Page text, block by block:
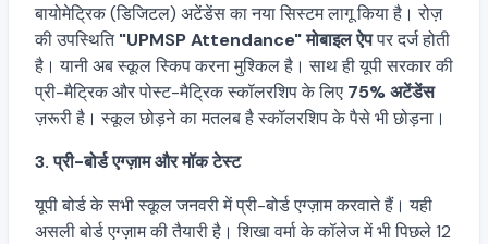
बायोमेट्रिक (डिजिटल) अटेंडेंस का नया सिस्टम लागू किया है। रोज़
की उपस्थिति"UPMSP Attendance" मोबाइल ऐपपर दर्ज होती
है। यानी अब स्कूल स्किप करना मुश्किल है। साथ ही यूपी सरकार की
प्री-मैट्रिक और पोस्ट-मैट्रिक स्कॉलरशिप के लिए 75% अटेंडेंस
ज़रूरी है। स्कूल छोड़ने का मतलब है स्कॉलरशिप के पैसे भी छोड़ना।
3. प्री-बोर्ड एग्ज़ाम और मॉक टेस्ट
यूपी बोर्ड के सभी स्कूल जनवरी में प्री-बोर्ड एग्ज़ाम करवाते हैं। यही
असली बोर्ड एग्ज़ाम की तैयारी है। शिखा वर्मा के कॉलेज में भी पिछले 12